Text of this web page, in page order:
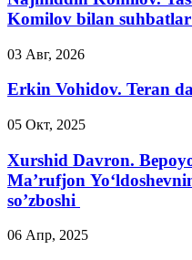
Komilov bilan
03 Авг, 2026
Erkin Vohidov. Teran
05 Окт, 2025
Xurshid Davron.
Ma’rufjon
so’zboshi
06 Апр, 2025